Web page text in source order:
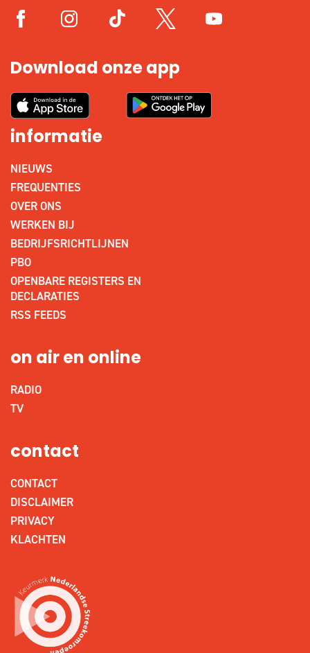
Download onze app
informatie
NIEUWS
FREQUENTIES
OVER ONS
WERKEN BIJ
BEDRIJFSRICHTLIJNEN
PBO
OPENBARE REGISTERS EN
DECLARATIES
RSS FEEDS
on air en online
RADIO
TV
contact
CONTACT
DISCLAIMER
PRIVACY
KLACHTEN